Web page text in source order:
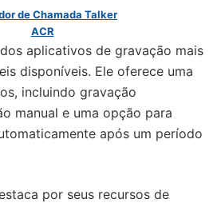
de Chamada Talker
ACR
aplicativos de gravação mais
disponíveis. Ele oferece uma
incluindo gravação
manual e uma opção para
após um período
por seus recursos de